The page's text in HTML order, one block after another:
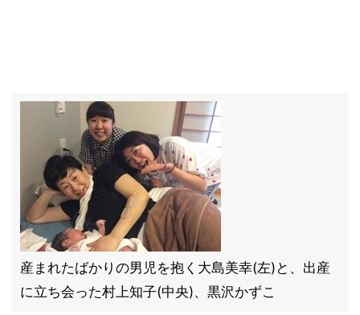
産まれたばかりの男児を抱く大島美幸(左)と、出産
に立ち会った村上知子(中央)、黒沢かずこ